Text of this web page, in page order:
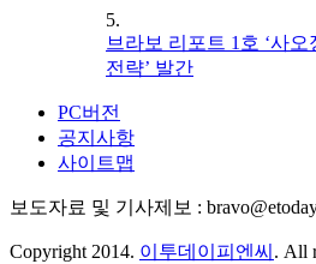
5.
브라보 리포트 1호 ‘사오
전략’ 발간
PC버전
공지사항
사이트맵
보도자료 및 기사제보 :
Copyright 2014. 이투데이피엔씨 . All